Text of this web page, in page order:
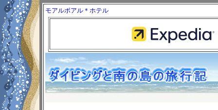
モアルボアル＊ホテル